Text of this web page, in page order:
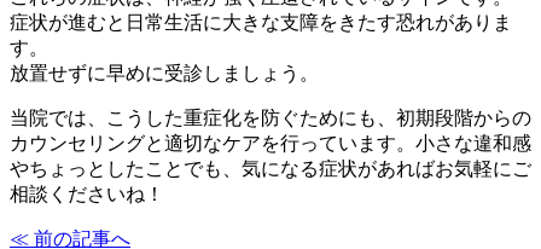
症状が進むと日常生活に大きな支障をきたす恐れがありま
す。
放置せずに早めに受診しましょう。
当院では、こうした重症化を防ぐためにも、初期段階からの
カウンセリングと適切なケアを行っています。小さな違和感
やちょっとしたことでも、気になる症状があればお気軽にご
相談くださいね！
≪ 前の記事へ